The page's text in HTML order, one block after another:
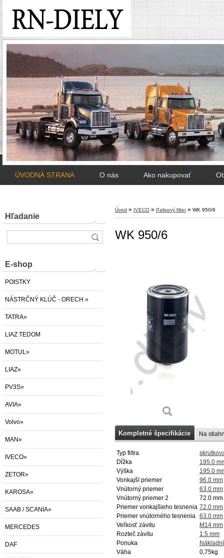
ÚVODNÁ STRANA O nás Ako nakupovať
Hľadanie
E-shop
POISTKY
NÁSTRČNÝ KLÚČ - ORECH »
TATRA»
LIAZ TEDOM
MOTUL»
LIAZ»
PV3S»
AVIA»
Volvo»
MAN»
IVECO»
ZETOR»
KAROSA»
SAAB / SCANIA»
MERCEDES
DAF
Úvod » IVECO » Palivový filter » WK 950/6
WK 950/6
Kompletné špecifikácie Na
Typ filtra
Dĺžka
195.0
Výška
195.0
Vonkajší priemer
96.0 mm
Vnútorný priemer
63.0 mm
Vnútorný priemer 2
72.0 mm
Priemer vonkajšieho tesnenia 72.0 mm
Priemer vnútorného tesnenia 63.0 mm
Veľkosť závitu
M14 mm
Rozteč závitu
1.5 mm
Ponuka
Nákladní
Váha
0,75kg